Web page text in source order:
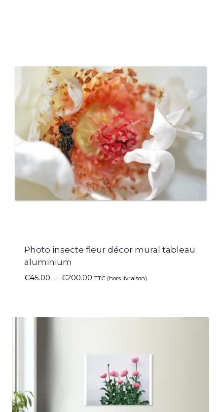
Photo insecte fleur décor mural tableau
aluminium
€45.00 – €200.00 TTC (hors livraison)